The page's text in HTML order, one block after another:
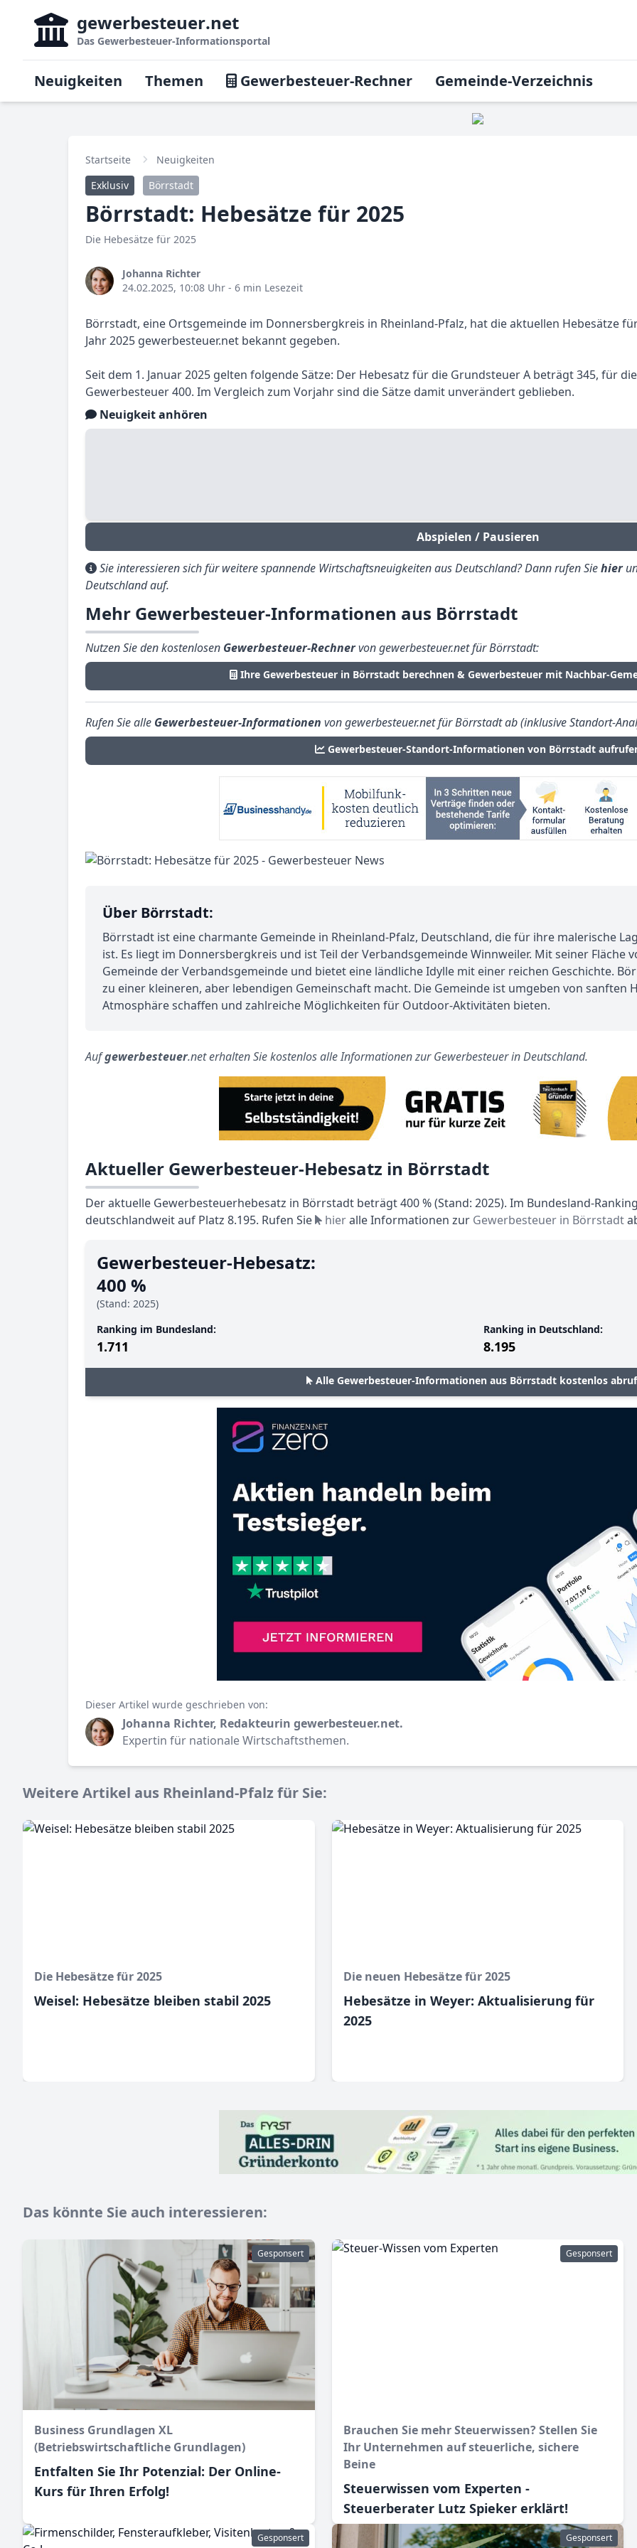
gewerbesteuer.net
Das Gewerbesteuer-Informationsportal
Neuigkeiten Themen Gewerbesteuer-Rechner Gemeinde-Verzeichnis
Startseite
Neuigkeiten
Exklusiv
Börrstadt
Börrstadt: Hebesätze für 2025
Die Hebesätze für 2025
Johanna Richter
24.02.2025, 10:08 Uhr - 6 min Lesezeit
Börrstadt, eine Ortsgemeinde im Donnersbergkreis in Rheinland-Pfalz, hat die aktuellen Hebesätze
Jahr 2025 gewerbesteuer.net bekannt gegeben.
Seit dem 1. Januar 2025 gelten folgende Sätze: Der Hebesatz für die Grundsteuer A beträgt 345, für
Gewerbesteuer 400. Im Vergleich zum Vorjahr sind die Sätze damit unverändert geblieben.
Neuigkeit anhören
Abspielen / Pausieren
Sie interessieren sich für weitere spannende Wirtschaftsneuigkeiten aus Deutschland? Dann rufen Siehier
Deutschland auf.
Mehr Gewerbesteuer-Informationen aus Börrstadt
Nutzen Sie den kostenlosen Gewerbesteuer-Rechnervon gewerbesteuer.net für Börrstadt:
Ihre Gewerbesteuer in Börrstadt berechnen & Gewerbesteuer mit Nachbar-
Rufen Sie alle Gewerbesteuer-Informationen von gewerbesteuer.net für Börrstadt ab (inklusive Standort-
Gewerbesteuer-Standort-Informationen von Börrstadt
Über Börrstadt:
Börrstadt ist eine charmante Gemeinde in Rheinland-Pfalz, Deutschland, die für ihre malerische
ist. Es liegt im Donnersbergkreis und ist Teil der Verbandsgemeinde Winnweiler. Mit seiner Fläche
Gemeinde der Verbandsgemeinde und bietet eine ländliche Idylle mit einer reichen Geschichte.
zu einer kleineren, aber lebendigen Gemeinschaft macht. Die Gemeinde ist umgeben von sanften
Atmosphäre schaffen und zahlreiche Möglichkeiten für Outdoor-Aktivitäten bieten.
Aufgewerbesteuer.net erhalten Sie kostenlos alle Informationen zur Gewerbesteuer in Deutschland.
Aktueller Gewerbesteuer-Hebesatz in Börrstadt
Der aktuelle Gewerbesteuerhebesatz in Börrstadt beträgt 400 % (Stand: 2025). Im Bundesland-
deutschlandweit auf Platz 8.195. Rufen Sie
hieralle Informationen zur Gewerbesteuer in Börrstadt
Gewerbesteuer-Hebesatz:
400 %
(Stand: 2025)
Ranking im Bundesland:
1.711
Ranking in Deutschland:
8.195
Alle Gewerbesteuer-Informationen aus Börrstadt kostenlos
Dieser Artikel wurde geschrieben von:
Johanna Richter, Redakteurin gewerbesteuer.net.
Expertin für nationale Wirtschaftsthemen.
Weitere Artikel aus Rheinland-Pfalz für Sie:
Die Hebesätze für 2025
Weisel: Hebesätze bleiben stabil 2025
Die neuen Hebesätze für 2025
Hebesätze in Weyer: Aktualisierung für
2025
Das könnte Sie auch interessieren:
Gesponsert
Business Grundlagen XL
(Betriebswirtschaftliche Grundlagen)
Entfalten Sie Ihr Potenzial: Der Online-
Kurs für Ihren Erfolg!
Gesponsert
Brauchen Sie mehr Steuerwissen? Stellen Sie
Ihr Unternehmen auf steuerliche, sichere
Beine
Steuerwissen vom Experten -
Steuerberater Lutz Spieker erklärt!
Gesponsert Gesponsert